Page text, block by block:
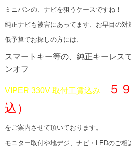
ミニバンの、ナビを狙うケースですね！
純正ナビも被害にあってます、お早目の対
低予算でお探しの方には、
スマートキー等の、純正キーレス
ンオフ
VIPER 330V 取付工賃込み
５
込）
をご案内させて頂いております。
モニター取付や地デジ、ナビ・LEDのご相